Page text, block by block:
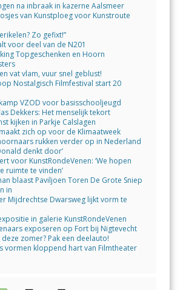
na inbraak in kazerne Aalsmeer
van Kunstploeg voor Kunstroute
Zo gefixt!”
voor deel van de N201
Topgeschenken en Hoorn
vat vlam, vuur snel geblust!
Nostalgisch Filmfestival start 20
VZOD voor basisschooljeugd
Dekkers: Het menselijk tekort
kijken in Parkje Calslagen
zich op voor de Klimaatweek
rukken verder op in Nederland
denkt door’
voor KunstRondeVenen: ‘We hopen
ruimte te vinden’
blaast Paviljoen Toren De Grote Sniep
in
Mijdrechtse Dwarsweg lijkt vorm te
in galerie KunstRondeVenen
exposeren op Fort bij Nigtevecht
deze zomer? Pak een deelauto!
vormen kloppend hart van Filmtheater